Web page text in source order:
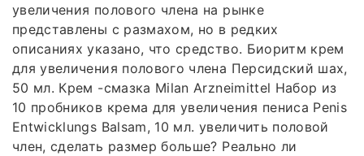
увеличения полового члена на рынке
представлены с размахом, но в редких
описаниях указано, что средство. Биоритм крем
для увеличения полового члена Персидский шах,
50 мл. Крем -смазка Milan Arzneimittel Набор из
10 пробников крема для увеличения пениса Penis
Entwicklungs Balsam, 10 мл. увеличить половой
член, сделать размер больше? Реально ли